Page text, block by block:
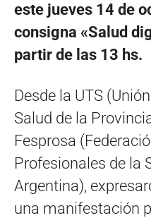
este jueves 14 de
consigna «Salud
partir de las 13 hs.
Desde la UTS
Salud de la
Fesprosa
Profesionales de la
Argentina),
una manifestación